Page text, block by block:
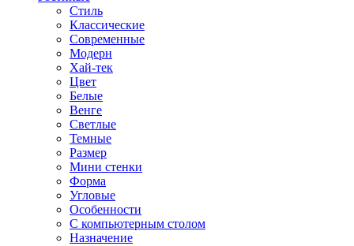
Стиль
Классические
Современные
Модерн
Хай-тек
Цвет
Белые
Венге
Светлые
Темные
Размер
Мини стенки
Форма
Угловые
Особенности
С компьютерным столом
Назначение